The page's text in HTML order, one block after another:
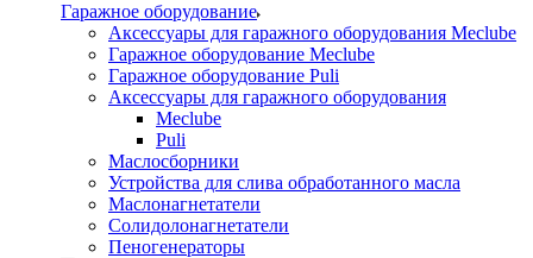
Гаражное оборудование
Аксессуары для гаражного оборудования Meclube
Гаражное оборудование Meclube
Гаражное оборудование Puli
Аксессуары для гаражного оборудования
Meclube
Puli
Маслосборники
Устройства для слива обработанного масла
Маслонагнетатели
Солидолонагнетатели
Пеногенераторы